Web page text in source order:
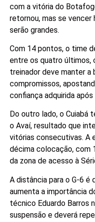
com a vitória do
retornou, mas se
serão grandes.
Com 14 pontos, o time
entre os quatro últimos,
treinador deve manter a
compromissos,
confiança adquirida
Do outro lado, o Cuiabá
o Avaí, resultado que
vitórias consecutivas. A
décima colocação, com
da zona de acesso à
A distância para o G-6 é
aumenta a importância
técnico Eduardo Barros
suspensão e deverá